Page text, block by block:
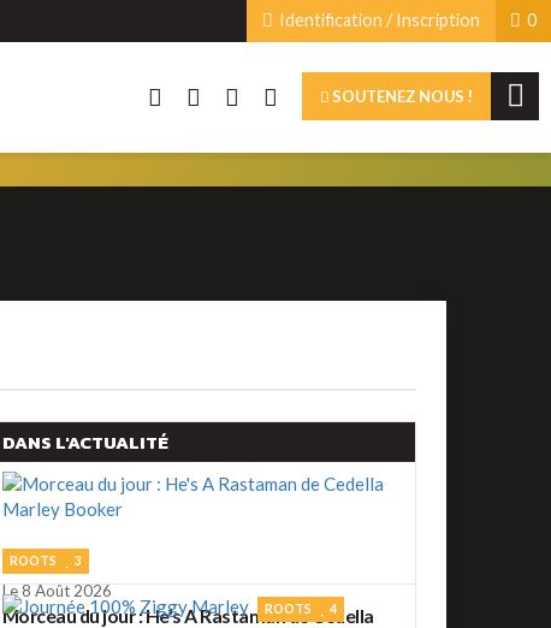
0
Identification / Inscription
SOUTENEZ NOUS !
DANS L'ACTUALITÉ
ROOTS 3
Le 8 Août 2026
Morceau du jour : He's A Rastaman de Cedella
ROOTS 4